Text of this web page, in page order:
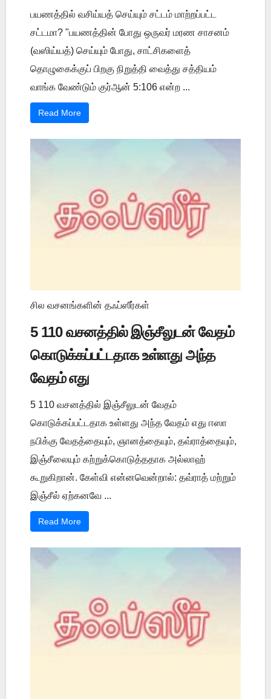
பயணத்தில் வசிய்யத் செய்யும் சட்டம் மாற்றப்பட்ட
சட்டமா? "பயணத்தின் போது ஒருவர் மரண சாசனம்
(வஸிய்யத்) செய்யும் போது, சாட்சிகளைத்
தொழுகைக்குப் பிறகு நிறுத்தி வைத்து சத்தியம்
வாங்க வேண்டும் குர்ஆன் 5:106 என்ற ...
Read More
சில வசனங்களின் தஃப்ஸீர்கள்
5 110 வசனத்தில் இஞ்சீலுடன் வேதம்
கொடுக்கப்பட்டதாக உள்ளது அந்த
வேதம் எது
5 110 வசனத்தில் இஞ்சீலுடன் வேதம்
கொடுக்கப்பட்டதாக உள்ளது அந்த வேதம் எது ஈஸா
நபிக்கு வேதத்தையும், ஞானத்தையும், தவ்ராத்தையும்,
இஞ்சீலையும் கற்றுக்கொடுத்ததாக அல்லாஹ்
கூறுகிறான். கேள்வி என்னவென்றால்: தவ்ராத் மற்றும்
இஞ்சீல் ஏற்கனவே ...
Read More